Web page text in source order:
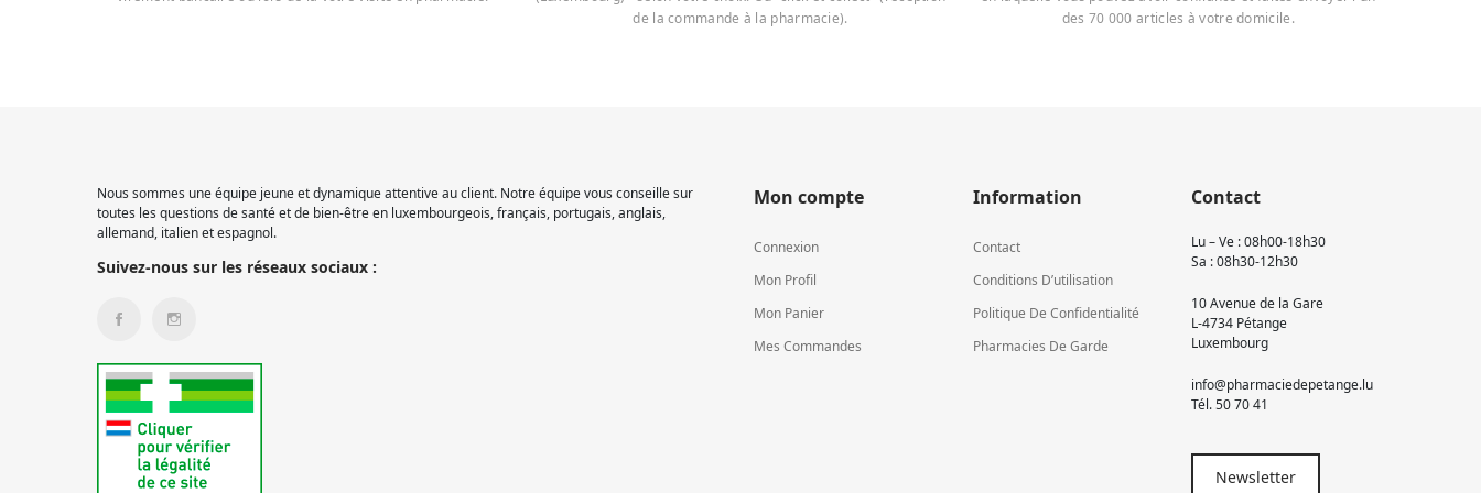
de la commande à la pharmacie).
des 70 000 articles à votre domicile.
Nous sommes une équipe jeune et dynamique attentive au client. Notre équipe vous conseille sur
toutes les questions de santé et de bien-être en luxembourgeois, français, portugais, anglais,
allemand, italien et espagnol.
Suivez-nous sur les réseaux sociaux :
Mon compte
Connexion
Mon Profil
Mon Panier
Mes Commandes
Information
Contact
Conditions D’utilisation
Politique De Confidentialité
Pharmacies De Garde
Contact
Lu – Ve : 08h00-18h30
Sa : 08h30-12h30
10 Avenue de la Gare
L-4734 Pétange
Luxembourg
info@pharmaciedepetange.lu
Tél.50 70 41
Newsletter